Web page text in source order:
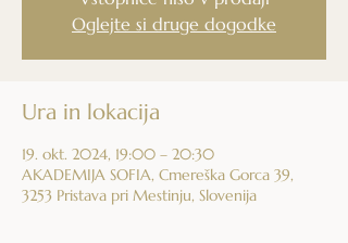
Oglejte si druge dogodke
Ura in lokacija
19. okt. 2024, 19:00 – 20:30
AKADEMIJA SOFIA, Cmereška Gorca 39,
3253 Pristava pri Mestinju, Slovenija